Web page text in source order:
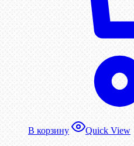
В корзину Quick View